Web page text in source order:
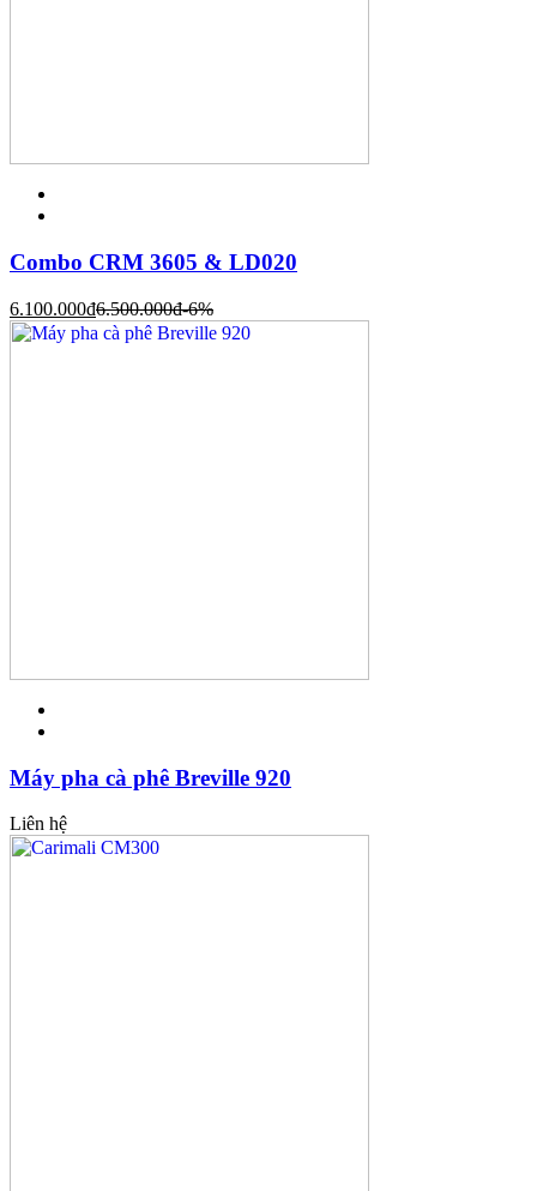
Combo CRM 3605 & LD020
6.100.000đ6.500.000đ-6%
Máy pha cà phê Breville 920
Liên hệ